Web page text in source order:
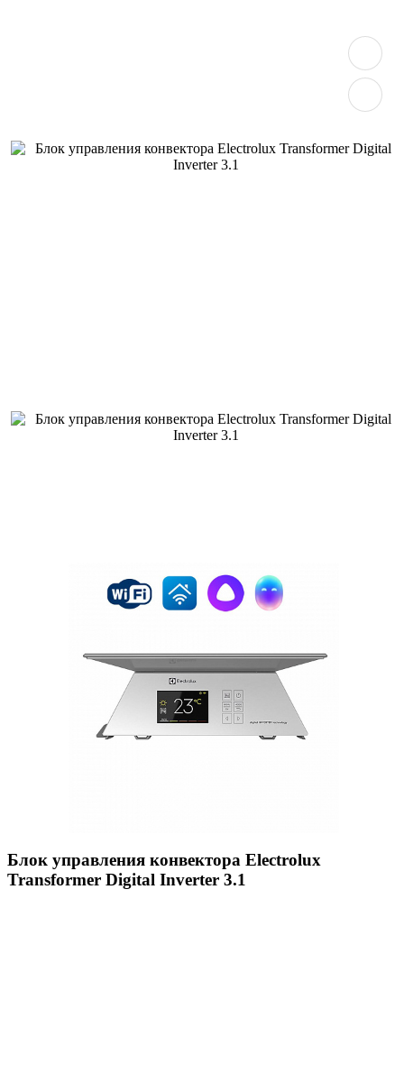
Блок управления конвектора Electrolux
Transformer Digital Inverter 3.1